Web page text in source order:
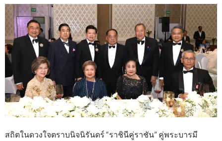
สถิตในดวงใจตราบนิจนิรันดร์ “ราชินีคู่ราชัน” คู่พระบารมี